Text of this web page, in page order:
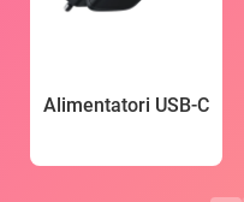
Alimentatori USB-C